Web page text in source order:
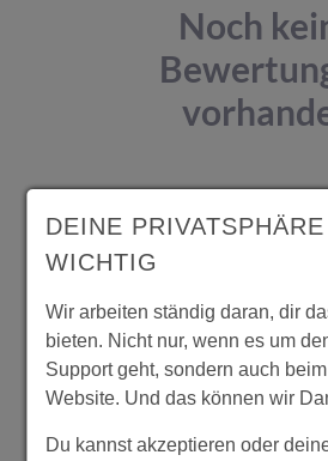
Noch
DEINE
WICHTIG
Wir arbeiten ständig daran, dir
bieten. Nicht nur, wenn es um
Support geht, sondern auch
Website. Und das können wir
Du kannst akzeptieren oder